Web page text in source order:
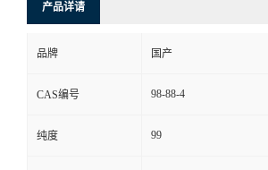
产品详请
品牌 国产
CAS编号 98-88-4
纯度 99